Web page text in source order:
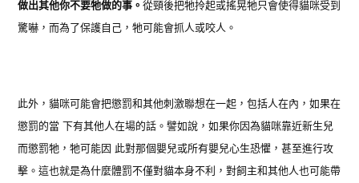
做出其他你不要牠做的事。 從頸後把牠拎起或搖晃牠只會使得貓咪受到
驚嚇，而為了保護自己，牠可能會抓人或咬人。
此外，貓咪可能會把懲罰和其他刺激聯想在一起，包括人在內，如果在
懲罰的當 下有其他人在場的話。譬如說，如果你因為貓咪靠近新生兒
而懲罰牠，牠可能因 此對那個嬰兒或所有嬰兒心生恐懼，甚至進行攻
擊。這也就是為什麼體罰不僅對貓本身不利，對飼主和其他人也可能帶